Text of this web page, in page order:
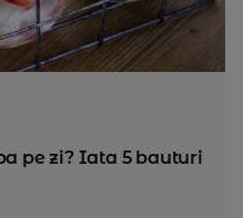
pe zi? Iata 5 bauturi